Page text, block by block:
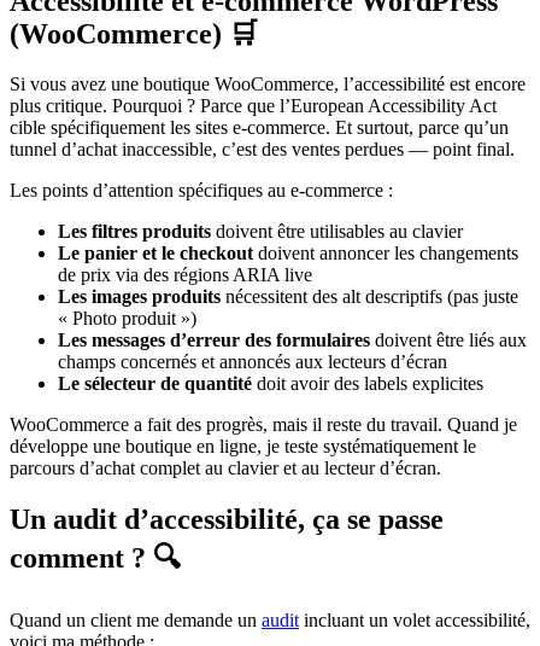
(WooCommerce) 🛒
Si vous avez une boutique WooCommerce, l’accessibilité est encore
plus critique. Pourquoi ? Parce que l’European Accessibility Act
cible spécifiquement les sites e-commerce. Et surtout, parce qu’un
tunnel d’achat inaccessible, c’est des ventes perdues — point final.
Les points d’attention spécifiques au e-commerce :
Les filtres produits doivent être utilisables au clavier
Le panier et le checkoutdoivent annoncer les changements
de prix via des régions ARIA live
Les images produits nécessitent des alt descriptifs (pas juste
« Photo produit »)
Les messages d’erreur des formulaires doivent être liés aux
champs concernés et annoncés aux lecteurs d’écran
Le sélecteur de quantité doit avoir des labels explicites
WooCommerce a fait des progrès, mais il reste du travail. Quand je
développe une boutique en ligne, je teste systématiquement le
parcours d’achat complet au clavier et au lecteur d’écran.
Un audit d’accessibilité, ça se passe
comment ? 🔍
Quand un client me demande un audit incluant un volet accessibilité,